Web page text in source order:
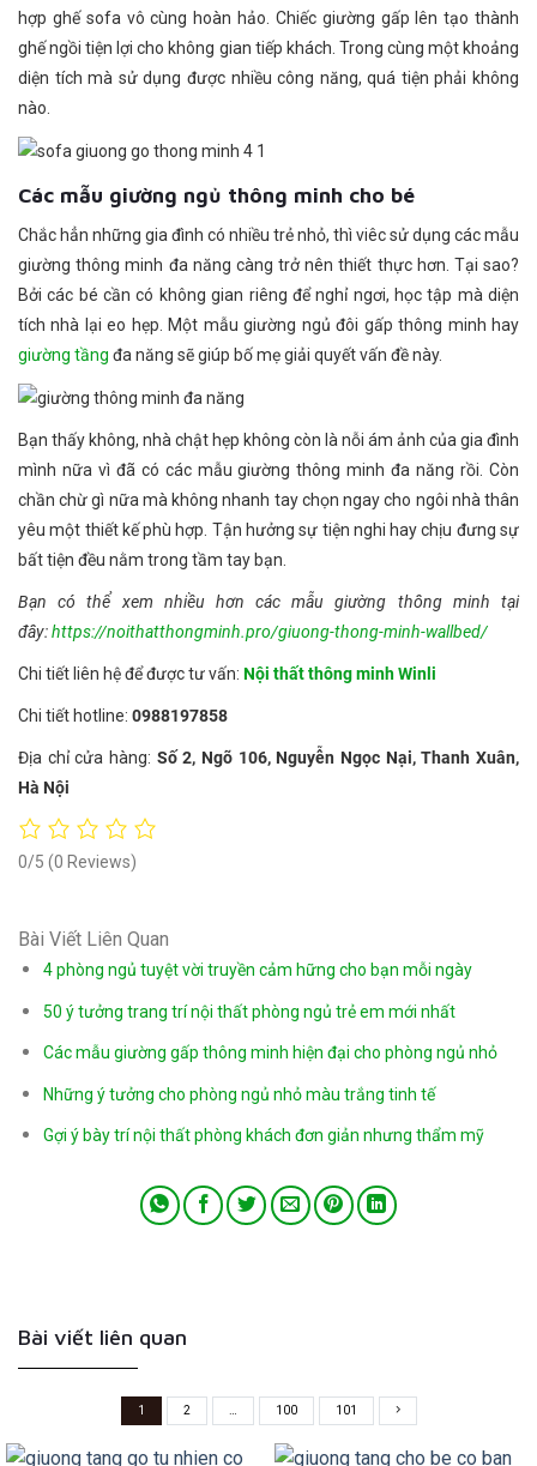
hợp ghế sofa vô cùng hoàn hảo. Chiếc giường gấp lên tạo thành
ghế ngồi tiện lợi cho không gian tiếp khách. Trong cùng một khoảng
diện tích mà sử dụng được nhiều công năng, quá tiện phải không
nào.
Các mẫu giường ngủ thông minh cho bé
Chắc hẳn những gia đình có nhiều trẻ nhỏ, thì viêc sử dụng các mẫu
giường thông minh đa năng càng trở nên thiết thực hơn. Tại sao?
Bởi các bé cần có không gian riêng để nghỉ ngơi, học tập mà diện
tích nhà lại eo hẹp. Một mẫu giường ngủ đôi gấp thông minh hay
giường tầng đa năng sẽ giúp bố mẹ giải quyết vấn đề này.
Bạn thấy không, nhà chật hẹp không còn là nỗi ám ảnh của gia đình
mình nữa vì đã có các mẫu giường thông minh đa năng rồi. Còn
chần chừ gì nữa mà không nhanh tay chọn ngay cho ngôi nhà thân
yêu một thiết kế phù hợp. Tận hưởng sự tiện nghi hay chịu đưng sự
bất tiện đều nằm trong tầm tay bạn.
Bạn có thể xem nhiều hơn các mẫu giường thông minh tại
đây:https://noithatthongminh.pro/giuong-thong-minh-wallbed/
Chi tiết liên hệ để được tư vấn: Nội thất thông minh Winli
Chi tiết hotline: 0988197858
Địa chỉ cửa hàng: Số 2, Ngõ 106, Nguyễn Ngọc Nại, Thanh Xuân,
Hà Nội
0/5 (0 Reviews)
Bài Viết Liên Quan
4 phòng ngủ tuyệt vời truyền cảm hững cho bạn mỗi ngày
50 ý tưởng trang trí nội thất phòng ngủ trẻ em mới nhất
Các mẫu giường gấp thông minh hiện đại cho phòng ngủ nhỏ
Những ý tưởng cho phòng ngủ nhỏ màu trắng tinh tế
Gợi ý bày trí nội thất phòng khách đơn giản nhưng thẩm mỹ
Bài viết liên quan
1 2 … 100 101